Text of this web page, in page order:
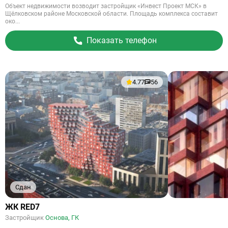
Объект недвижимости возводит застройщик «Инвест Проект МСК» в
Щёлковском районе Московской области. Площадь комплекса составит
око...
Показать телефон
Сдан
4.77 56
ЖК RED7
Застройщик Основа, ГК